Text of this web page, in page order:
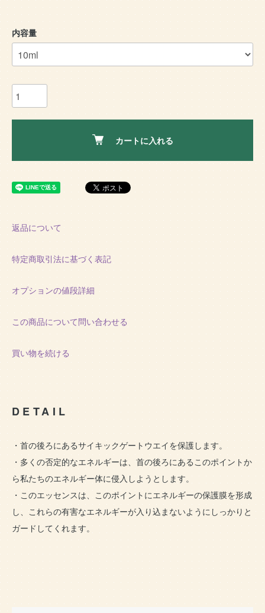
内容量
カートに入れる
返品について
特定商取引法に基づく表記
オプションの値段詳細
この商品について問い合わせる
買い物を続ける
DETAIL
・首の後ろにあるサイキックゲートウエイを保護します。
・多くの否定的なエネルギーは、首の後ろにあるこのポイントか
ら私たちのエネルギー体に侵入しようとします。
・このエッセンスは、このポイントにエネルギーの保護膜を形成
し、これらの有害なエネルギーが入り込まないようにしっかりと
ガードしてくれます。